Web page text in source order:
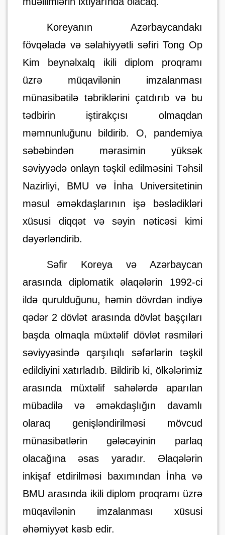
Koreyanın Azərbaycandakı
fövqəladə və səlahiyyətli səfiri Tong Op
Kim beynəlxalq ikili diplom proqramı
üzrə müqavilənin imzalanması
münasibətilə təbriklərini çatdırıb və bu
tədbirin iştirakçısı olmaqdan
məmnunluğunu bildirib. O, pandemiya
səbəbindən mərasimin yüksək
səviyyədə onlayn təşkil edilməsini Təhsil
Nazirliyi, BMU və İnha Universitetinin
məsul əməkdaşlarının işə bəslədikləri
xüsusi diqqət və səyin nəticəsi kimi
dəyərləndirib.
Səfir Koreya və Azərbaycan
arasında diplomatik əlaqələrin 1992-ci
ildə qurulduğunu,
həmin dövrdən indiyə
qədər 2 dövlət arasında dövlət başçıları
başda olmaqla müxtəlif dövlət rəsmiləri
səviyyəsində qarşılıqlı səfərlərin təşkil
edildiyini xatırladıb. Bildirib ki, ölkələrimiz
arasında müxtəlif sahələrdə aparılan
mübadilə və əməkdaşlığın davamlı
olaraq genişləndirilməsi mövcud
münasibətlərin gələcəyinin parlaq
olacağına əsas yaradır. Əlaqələrin
inkişaf etdirilməsi baxımından İnha və
BMU arasında ikili diplom proqramı üzrə
müqavilənin imzalanması xüsusi
əhəmiyyət kəsb edir.